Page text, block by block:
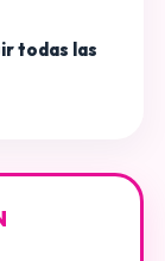
todas las